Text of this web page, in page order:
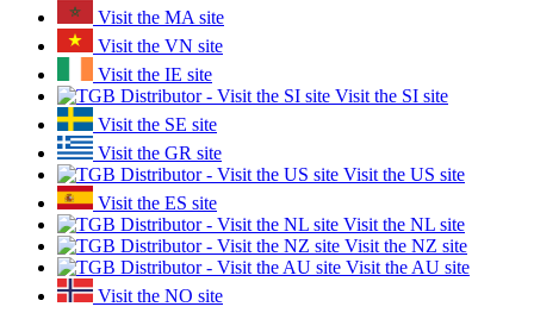
Visit the MA site
Visit the VN site
Visit the IE site
Visit the SI site
Visit the SE site
Visit the GR site
Visit the US site
Visit the ES site
Visit the NL site
Visit the NZ site
Visit the AU site
Visit the NO site